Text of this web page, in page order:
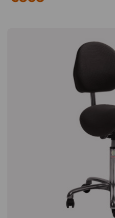
gleichzeitig die Stützmuskulatur
des Stuhls erhöhen, wenn Ihre
sich Ihr Gleichgewicht
Backapp Smart wurde im
in Sykkylven bis zu 50.000 Mal
getestet, ohne Schaden zu
Nordic Wool: Besteht aus 88
Polyamid Hat Lichtechtheit 5 Hat
Verschleißfestigkeit von
exklusiver mokassinartiger Stoff
Fasermaterial Kann sowohl
Wasser gewaschen werden
beachten) Hat eine hohe
Martindale Der Sattelstuhl
Sitzen und stärkt die Muskulatur
Balanskugel und gedämpfter
und Komfort. Verbessert die